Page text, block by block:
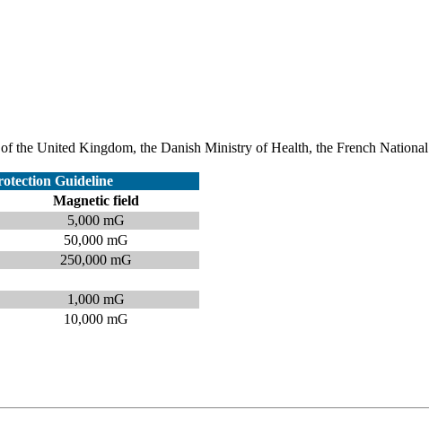
the United Kingdom, the Danish Ministry of Health, the French
Guideline
Magnetic field
5,000 mG
50,000 mG
250,000 mG
1,000 mG
10,000 mG